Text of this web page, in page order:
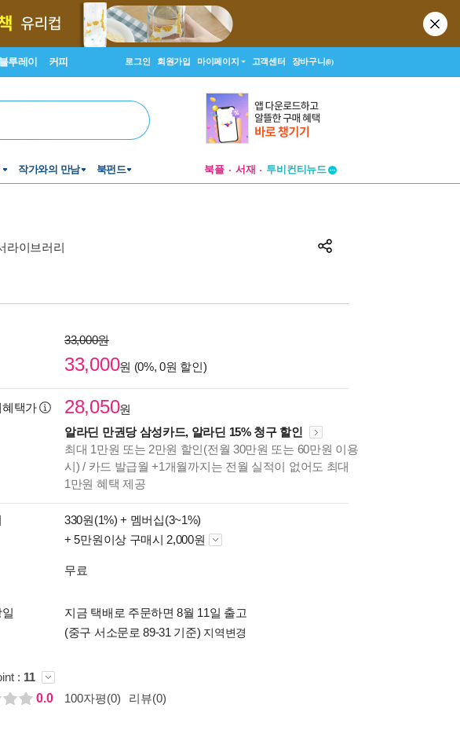
블루레이 커피 로그인 회원가입 마이페이지 고객센터 장바구니(0)
작가와의 만남 북펀드 북플 서재
투비컨티뉴드
라이브러리
33,000원
33,000원 (0%, 0원 할인)
혜택가 28,050원
알라딘 만권당 삼성카드, 알라딘 15% 청구 할인
최대 1만원 또는 2만원 할인(전월 30만원 또는 60만원 이용
시) / 카드 발급월 +1개월까지는 전월 실적이 없어도 최대
1만원 혜택 제공
330원(1%) + 멤버십(3~1%)
+ 5만원이상 구매시 2,000원
무료
지금 택배로 주문하면 8월 11일 출고
(중구 서소문로 89-31 기준) 지역변경
: 11
0.0
100자평(0) 리뷰(0)